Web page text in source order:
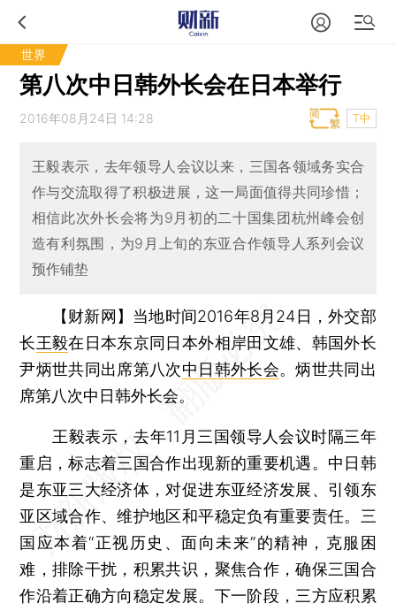
世界
第八次中日韩外长会在日本举行
2016年08月24日 14:28 T中
王毅表示，去年领导人会议以来，三国各领域务实合
作与交流取得了积极进展，这一局面值得共同珍惜；
相信此次外长会将为9月初的二十国集团杭州峰会创
造有利氛围，为9月上旬的东亚合作领导人系列会议
预作铺垫
【财新网】 当地时间2016年8月24日，外交部
长王毅在日本东京同日本外相岸田文雄、韩国外长
尹炳世共同出席第八次中日韩外长会。炳世共同出
席第八次中日韩外长会。
王毅表示，去年11月三国领导人会议时隔三年
重启，标志着三国合作出现新的重要机遇。中日韩
是东亚三大经济体，对促进东亚经济发展、引领东
亚区域合作、维护地区和平稳定负有重要责任。三
国应本着“正视历史、面向未来”的精神，克服困
难，排除干扰，积累共识，聚焦合作，确保三国合
作沿着正确方向稳定发展。下一阶段，三方应积累